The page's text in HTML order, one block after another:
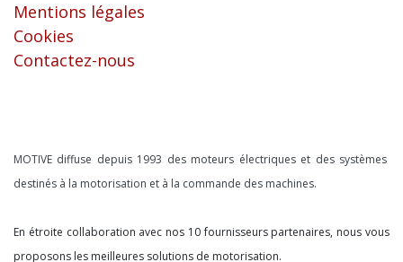
Mentions légales
Cookies
Contactez-nous
MOTIVE diffuse depuis 1993 des moteurs électriques et des systèmes
destinés à la motorisation et à la commande des machines.
En étroite collaboration avec nos 10 fournisseurs partenaires, nous vous
proposons les meilleures solutions de motorisation.